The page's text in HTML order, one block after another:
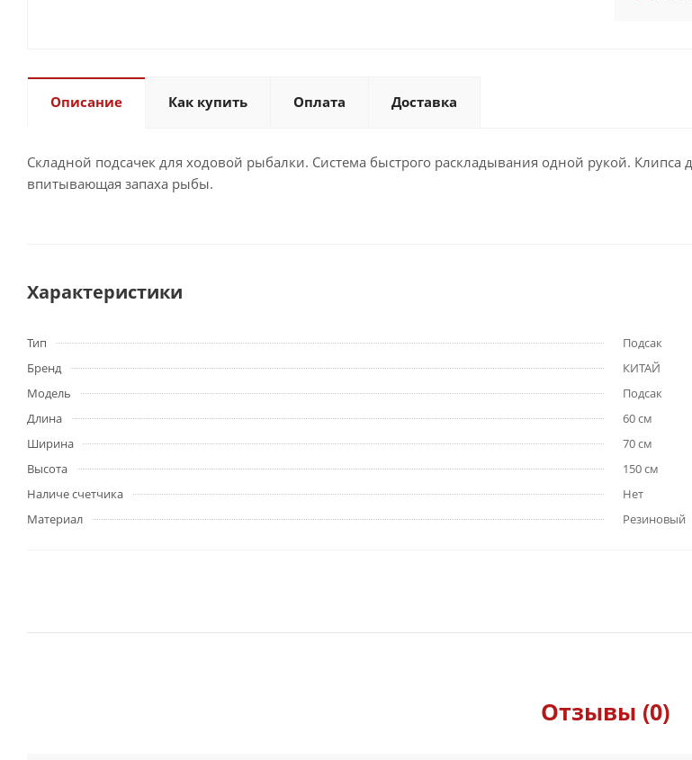
Описание Как купить Оплата Доставка
Складной подсачек для ходовой рыбалки. Система быстрого раскладывания одной рукой.
впитывающая запаха рыбы.
Характеристики
Тип
Подсак
Бренд
КИТАЙ
Модель
Подсак
Длина
60 см
Ширина
70 см
Высота
150 см
Наличе счетчика
Нет
Материал
Резиновый
Отзывы (0)